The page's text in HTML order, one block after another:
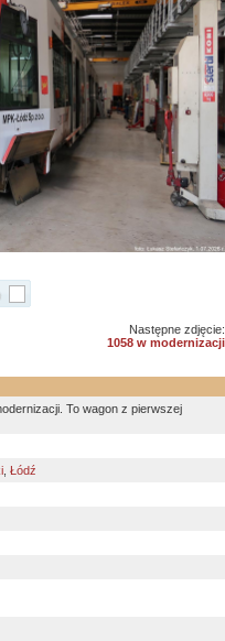
Następne zdjęcie:
1058 w modernizacji
To wagon z pierwszej
Łódź